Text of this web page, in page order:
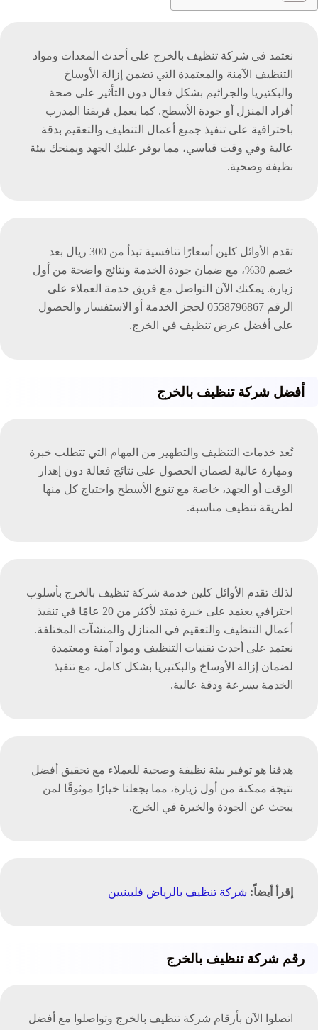
نعتمد في شركة تنظيف بالخرج على أحدث المعدات ومواد
التنظيف الآمنة والمعتمدة التي تضمن إزالة الأوساخ
والبكتيريا والجراثيم بشكل فعال دون التأثير على صحة
أفراد المنزل أو جودة الأسطح. كما يعمل فريقنا المدرب
باحترافية على تنفيذ جميع أعمال التنظيف والتعقيم بدقة
عالية وفي وقت قياسي، مما يوفر عليك الجهد ويمنحك بيئة
نظيفة وصحية.
تقدم الأوائل كلين أسعارًا تنافسية تبدأ من 300 ريال بعد
خصم 30%، مع ضمان جودة الخدمة ونتائج واضحة من أول
زيارة. يمكنك الآن التواصل مع فريق خدمة العملاء على
الرقم 0558796867 لحجز الخدمة أو الاستفسار والحصول
على أفضل عرض تنظيف في الخرج.
أفضل شركة تنظيف بالخرج
تُعد خدمات التنظيف والتطهير من المهام التي تتطلب خبرة
ومهارة عالية لضمان الحصول على نتائج فعالة دون إهدار
الوقت أو الجهد، خاصة مع تنوع الأسطح واحتياج كل منها
لطريقة تنظيف مناسبة.
لذلك تقدم الأوائل كلين خدمة شركة تنظيف بالخرج بأسلوب
احترافي يعتمد على خبرة تمتد لأكثر من 20 عامًا في تنفيذ
أعمال التنظيف والتعقيم في المنازل والمنشآت المختلفة.
نعتمد على أحدث تقنيات التنظيف ومواد آمنة ومعتمدة
لضمان إزالة الأوساخ والبكتيريا بشكل كامل، مع تنفيذ
الخدمة بسرعة ودقة عالية.
هدفنا هو توفير بيئة نظيفة وصحية للعملاء مع تحقيق أفضل
نتيجة ممكنة من أول زيارة، مما يجعلنا خيارًا موثوقًا لمن
يبحث عن الجودة والخبرة في الخرج.
إقرأ أيضاً: شركة تنظيف بالرياض فلبينيين
رقم شركة تنظيف بالخرج
اتصلوا الآن بأرقام شركة تنظيف بالخرج وتواصلوا مع أفضل